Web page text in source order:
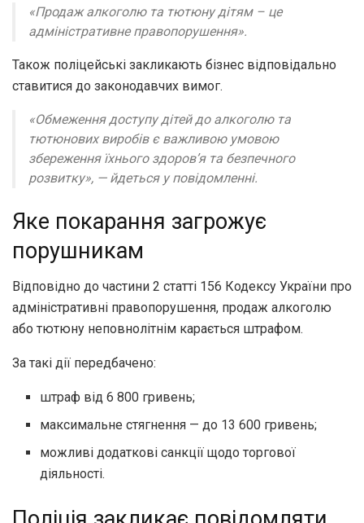
«Продаж алкоголю та тютюну дітям – це
адміністративне правопорушення».
Також поліцейські закликають бізнес відповідально
ставитися до законодавчих вимог.
«Обмеження доступу дітей до алкоголю та
тютюнових виробів є важливою умовою
збереження їхнього здоров’я та безпечного
розвитку», — йдеться у повідомленні.
Яке покарання загрожує
порушникам
Відповідно до частини 2 статті 156 Кодексу України про
адміністративні правопорушення, продаж алкоголю
або тютюну неповнолітнім карається штрафом.
За такі дії передбачено:
штраф від 6 800 гривень;
максимальне стягнення — до 13 600 гривень;
можливі додаткові санкції щодо торгової
діяльності.